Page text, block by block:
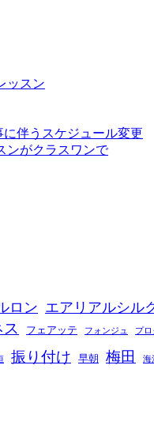
ッスン
伴うスケジュール変更
ンがクラスワンで
ロン エアリアルシル
ス フェアッテ フォンジュ プ
振り付け 早朝 梅田 海